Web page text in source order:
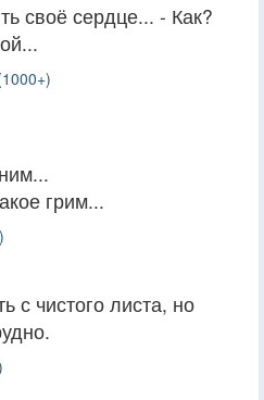
своё сердце... - Как?
грим...
с чистого листа, но